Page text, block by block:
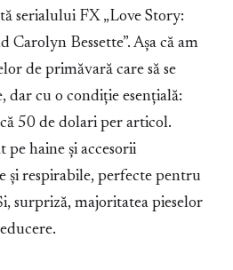
serialului FX „Love Story:
Carolyn Bessette”. Așa că am
de primăvară care să se
dar cu o condiție esențială:
50 de dolari per articol.
pe haine și accesorii
și respirabile, perfecte pentru
surpriză, majoritatea pieselor